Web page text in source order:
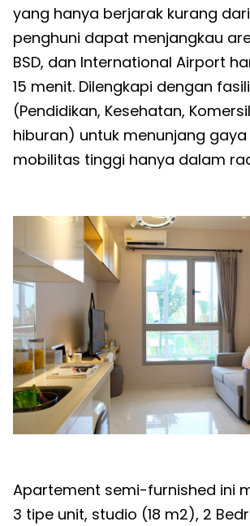
yang hanya berjarak kurang dari
penghuni dapat menjangkau
BSD, dan International Airport
15 menit. Dilengkapi dengan
(Pendidikan, Kesehatan,
hiburan) untuk menunjang
mobilitas tinggi hanya dalam
Apartement semi-furnished ini
3 tipe unit, studio (18 m2), 2